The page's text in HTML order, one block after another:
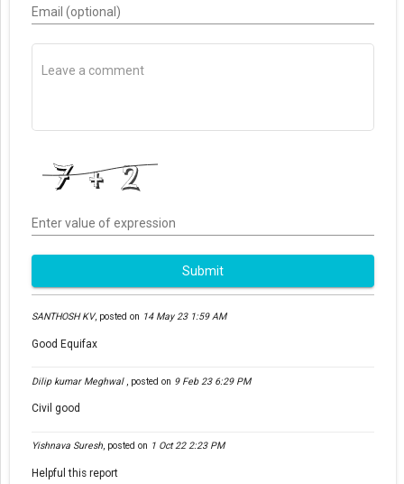
Email (optional)
Enter value of expression
Submit
SANTHOSH KV, posted on 14 May 23 1:59 AM
Good Equifax
Dilip kumar Meghwal posted on 9 Feb 23 6:29 PM
Civil good
Yishnava Suresh, posted on 1 Oct 22 2:23 PM
Helpful this report